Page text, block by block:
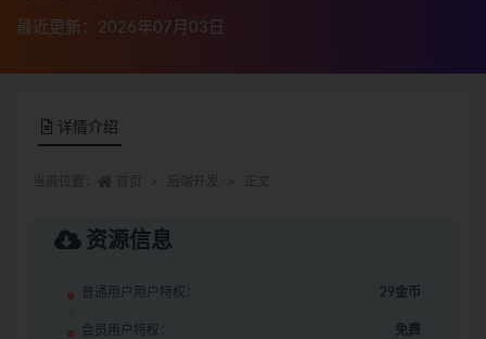
最近更新：2026年07月03日
详情介绍
资源信息
普通用户用户特权： 29金币
会员用户特权： 免费